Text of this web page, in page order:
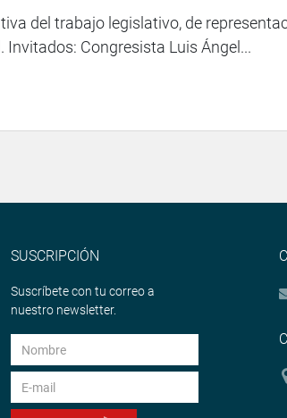
del trabajo legislativo, de
Congresista Luis Ángel...
SUSCRIPCIÓN
Suscríbete con tu correo a
nuestro newsletter.